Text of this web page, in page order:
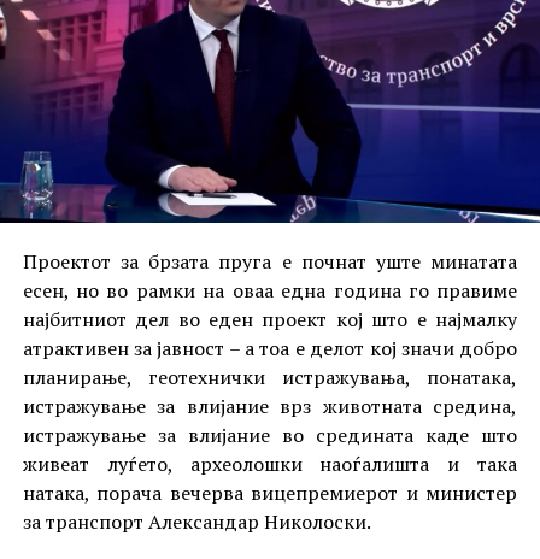
Проектот за брзата пруга е почнат уште минатата
есен, но во рамки на оваа една година го правиме
најбитниот дел во еден проект кој што е најмалку
атрактивен за јавност – а тоа е делот кој значи добро
планирање, геотехнички истражувања, понатака,
истражување за влијание врз животната средина,
истражување за влијание во средината каде што
живеат луѓето, археолошки наоѓалишта и така
натака, порача вечерва вицепремиерот и министер
за транспорт Александар Николоски.